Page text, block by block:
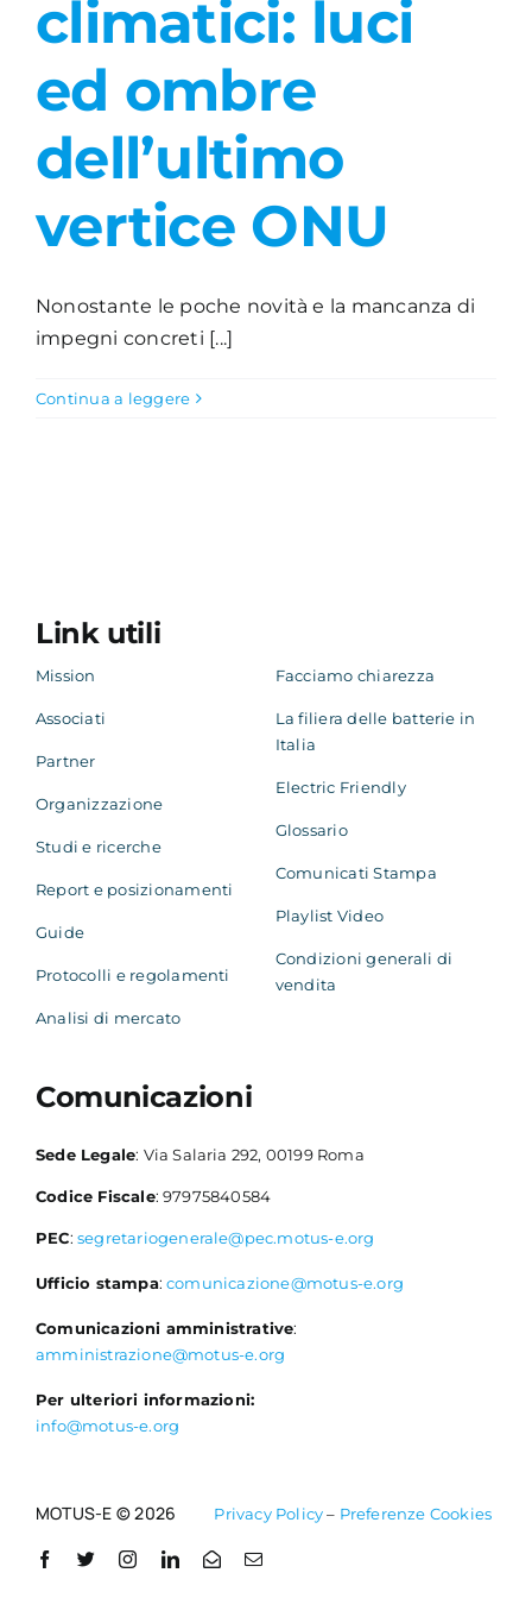
Academy
climatici: luci
ed ombre
dell’ultimo
vertice ONU
Nonostante le poche novità e la mancanza di
impegni concreti [...]
Continua a leggere
Link utili
Mission
Associati
Partner
Organizzazione
Studi e ricerche
Report e posizionamenti
Guide
Protocolli e regolamenti
Analisi di mercato
Facciamo chiarezza
La filiera delle batterie in
Italia
Electric Friendly
Glossario
Comunicati Stampa
Playlist Video
Condizioni generali di
vendita
Comunicazioni
Sede Legale: Via Salaria 292, 00199 Roma
Codice Fiscale: 97975840584
PEC: segretariogenerale@pec.motus-e.org
Ufficio stampa:comunicazione@motus-e.org
Comunicazioni amministrative:
amministrazione@motus-e.org
Per ulteriori informazioni:
info@motus-e.org
MOTUS-E © 2026 Privacy Policy– Preferenze Cookies